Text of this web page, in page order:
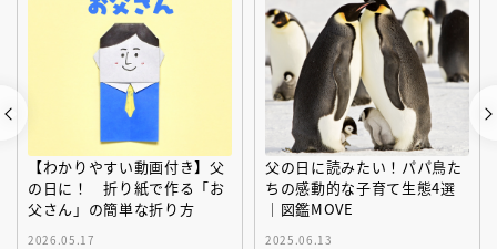
【わかりやすい動画付き】父
の日に！ 折り紙で作る「お
父さん」の簡単な折り方
2026.05.17
父の日に読みたい！パパ鳥た
ちの感動的な子育て生態4選
｜図鑑MOVE
2025.06.13